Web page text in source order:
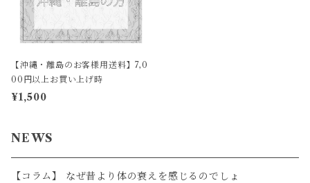
【沖縄・離島のお客様用送料】7,0
00円以上お買い上げ時
¥1,500
NEWS
【コラム】 なぜ昔より体の衰えを感じるのでしょ